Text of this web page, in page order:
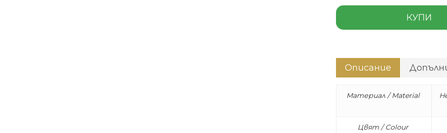
КУПИ
Описание
Материал / Material
Цвят / Colour